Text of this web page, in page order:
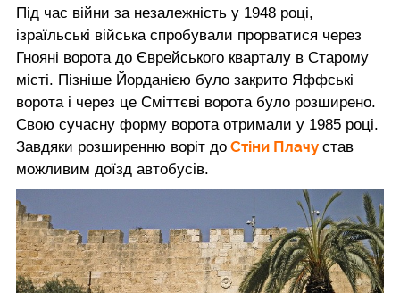
Під час війни за незалежність у 1948 році,
ізраїльські війська спробували прорватися через
Гнояні ворота до Єврейського кварталу в Старому
місті. Пізніше Йорданією було закрито Яффські
ворота і через це Сміттєві ворота було розширено.
Свою сучасну форму ворота отримали у 1985 році.
Завдяки розширенню воріт до Стіни Плачу став
можливим доїзд автобусів.